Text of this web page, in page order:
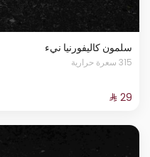
سلمون كاليفورنيا نيء
315 سعرة حرارية